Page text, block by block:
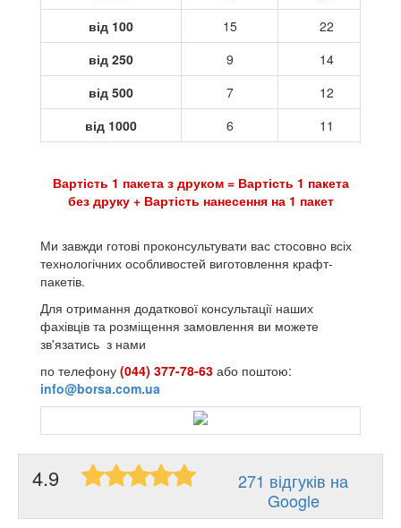
від 100
15
22
від 250
9
14
від 500
7
12
від 1000
6 11
Вартість 1 пакета з друком = Вартість 1 пакета
без друку + Вартість нанесення на 1 пакет
Ми завжди готові проконсультувати вас стосовно всіх
технологічних особливостей виготовлення крафт-
пакетів.
Для отримання додаткової консультації наших
фахівців та розміщення замовлення ви можете
зв'язатись з нами
по телефону (044) 377-78-63 або поштою:
info@borsa.com.ua
4.9
271 відгуків на
Google